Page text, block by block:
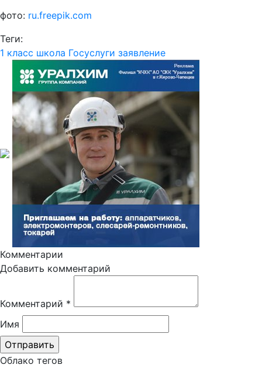
фото: ru.freepik.com
Теги:
1 класс школа Госуслуги заявление
Комментарии
Добавить комментарий
Комментарий *
Имя
Облако тегов